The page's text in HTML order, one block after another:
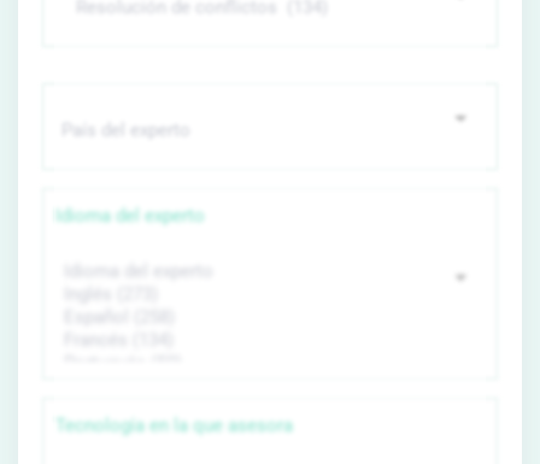
Idioma del experto
Tecnología en la que asesora